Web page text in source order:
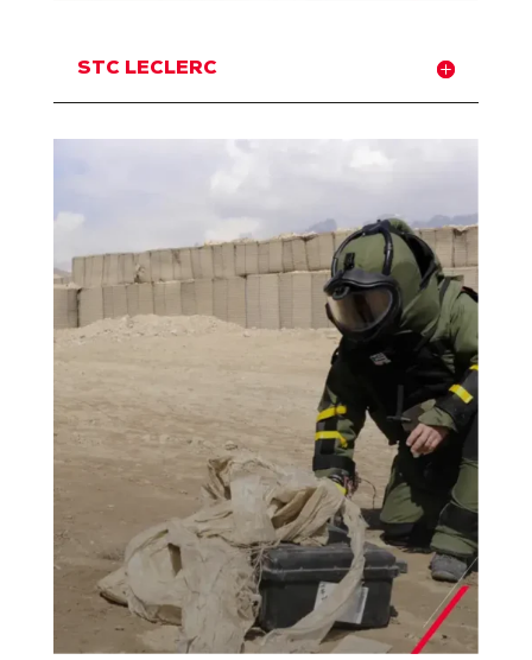
STC LECLERC